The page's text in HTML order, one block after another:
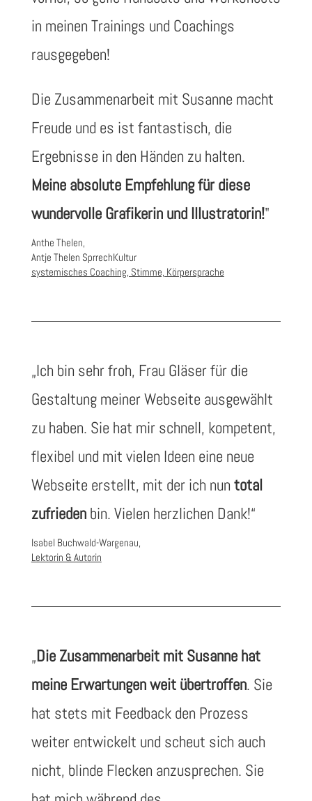
in meinen Trainings und Coachings
rausgegeben!
Die Zusammenarbeit mit Susanne macht
Freude und es ist fantastisch, die
Ergebnisse in den Händen zu halten.
Meine absolute Empfehlung für diese
wundervolle Grafikerin und Illustratorin!"
Anthe Thelen,
Antje Thelen SprrechKultur
systemisches Coaching, Stimme, Körpersprache
„Ich bin sehr froh, Frau Gläser für die
Gestaltung meiner Webseite ausgewählt
zu haben. Sie hat mir schnell, kompetent,
flexibel und mit vielen Ideen eine neue
Webseite erstellt, mit der ich nun total
zufriedenbin. Vielen herzlichen Dank!“
Isabel Buchwald-Wargenau,
Lektorin & Autorin
„Die Zusammenarbeit mit Susanne hat
meine Erwartungen weit übertroffen. Sie
hat stets mit Feedback den Prozess
weiter entwickelt und scheut sich auch
nicht, blinde Flecken anzusprechen. Sie